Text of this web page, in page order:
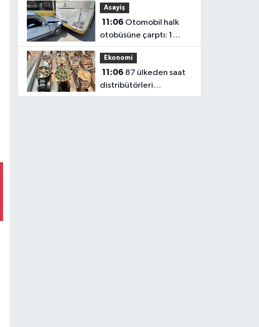
Asayiş
11:06
otobüsüne çarptı: 1
yaralı
Ekonomi
11:06
distribütörleri
İstanbul'da buluştu